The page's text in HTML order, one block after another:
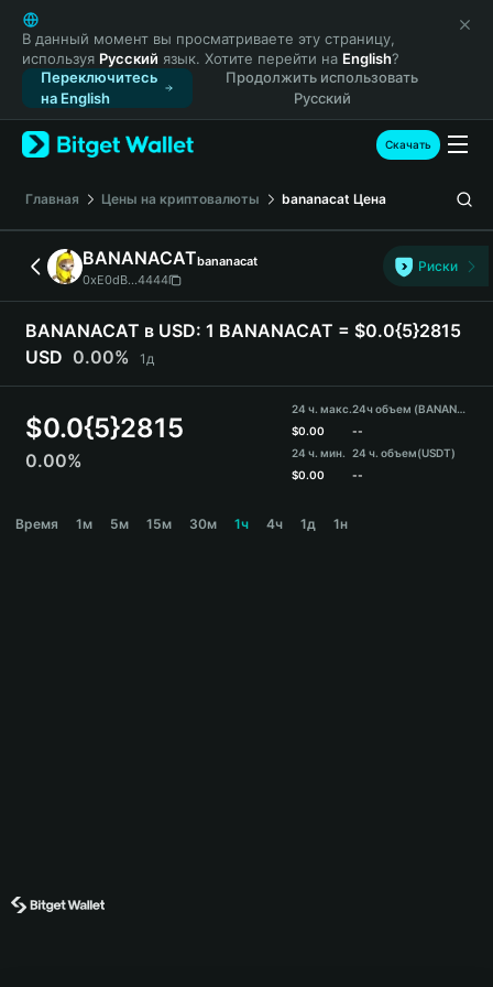
English
日本語
Tiếng Việt
Русский
Español (Latinoamérica)
Türkçe
Français
Deutsch
简体中文
繁體中文
Português (Portugal)
Bahasa Indonesia
ภาษาไทย
हिन्दी
Español
Português (Brasil)
В данный момент вы просматриваете эту страницу,
используя Русский язык. Хотите перейти на English?
Переключитесь
на English
Продолжить использовать
Русский
Скачать
Главная Цены на криптовалюты bananacat Цена
BANANACATbananacat
0xE0dB...4444
Риски
BANANACAT в USD: 1 BANANACAT = $0.0{5}2815
USD 0.00% 1д
$0.0{5}2815
0.00%
24 ч. макс.
$0.00
24 ч. мин.
$0.00
24ч объем (BANANACAT)
--
24 ч. объем(USDT)
--
Время 1м 5м 15м 30м 1ч 4ч 1д 1н